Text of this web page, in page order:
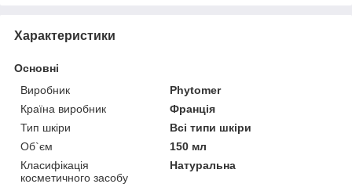
Характеристики
Основні
Виробник
Phytomer
Країна виробник
Франція
Тип шкіри
Всі типи шкіри
Об`єм
150 мл
Класифікація
косметичного засобу
Натуральна